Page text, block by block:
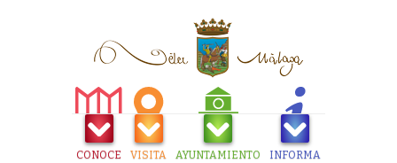
CONOCE VISITA AYUNTAMIENTO INFORMA